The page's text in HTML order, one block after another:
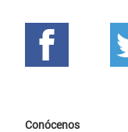
Conócenos